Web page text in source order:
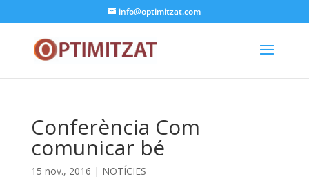
info@optimitzat.com
Conferència Com
comunicar bé
15 nov., 2016 | NOTÍCIES